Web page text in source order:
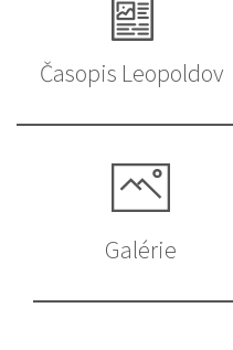
Časopis Leopoldov
Galérie